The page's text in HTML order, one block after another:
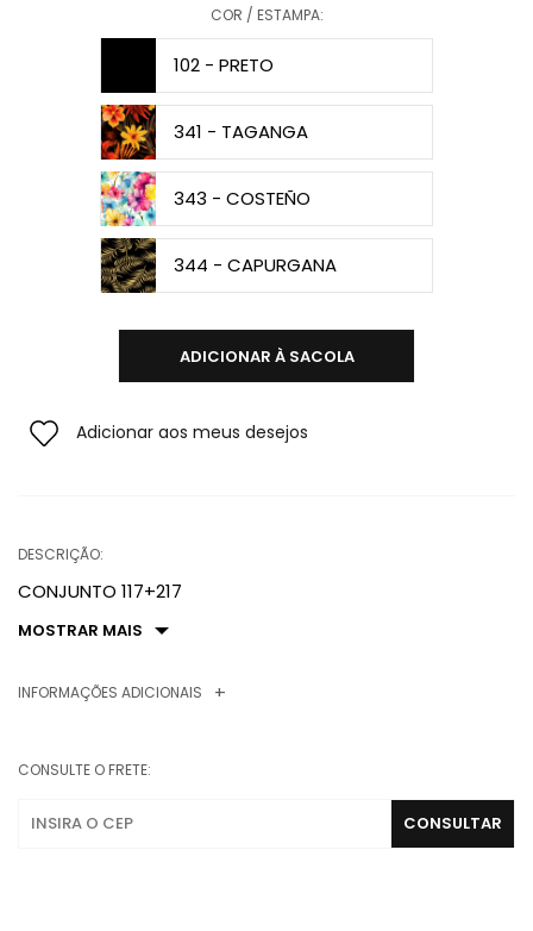
DESCRIÇÃO:
CONJUNTO 117+217
MOSTRAR MAIS
INFORMAÇÕES ADICIONAIS
CONSULTE O FRETE:
COR / ESTAMPA:
102 - PRETO
341 - TAGANGA
343 - COSTEÑO
344 - CAPURGANA
ADICIONAR À SACOLA
Adicionar aos meus desejos